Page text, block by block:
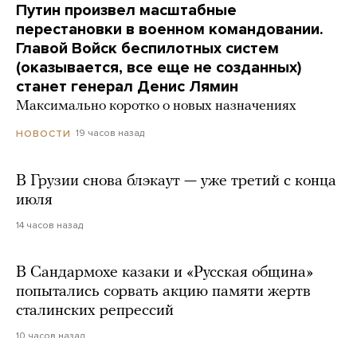
Путин произвел масштабные
перестановки в военном командовании.
Главой Войск беспилотных систем
(оказывается, все еще не созданных)
станет генерал Денис Лямин
Максимально коротко о новых назначениях
НОВОСТИ 19 часов назад
В Грузии снова блэкаут — уже третий с конца
июля
14 часов назад
В Сандармохе казаки и «Русская община»
попытались сорвать акцию памяти жертв
сталинских репрессий
10 часов назад